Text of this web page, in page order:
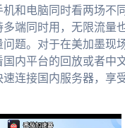
和电脑同时看两场不
端同时用，无限流量
题。对于在美加墨现
内平台的回放或者中文
速连接国内服务器，享